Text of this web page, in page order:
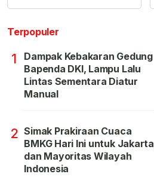
Terpopuler
1
Dampak Kebakaran Gedung
Bapenda DKI, Lampu Lalu
Lintas Sementara Diatur
Manual
2 Simak Prakiraan Cuaca
BMKG Hari Ini untuk Jakarta
dan Mayoritas Wilayah
Indonesia